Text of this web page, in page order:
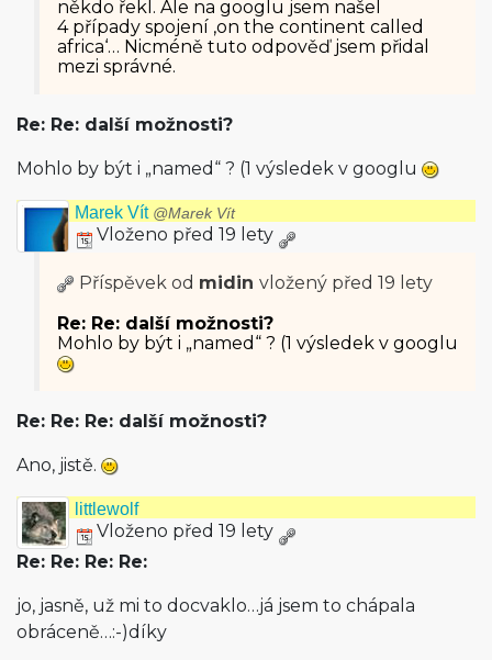
někdo řekl. Ale na googlu jsem našel
4 případy spojení ‚on the continent called
africa‘… Nicméně tuto odpověď jsem přidal
mezi správné.
Re: Re: další možnosti?
Mohlo by být i „named“ ? (1 výsledek v googlu
Marek Vít @Marek Vít
Vloženo před 19 lety
Příspěvek od midin vložený před 19 lety
Re: Re: další možnosti?
Mohlo by být i „named“ ? (1 výsledek v googlu
Re: Re: Re: další možnosti?
Ano, jistě.
littlewolf
Vloženo před 19 lety
Re: Re: Re: Re:
jo, jasně, už mi to docvaklo…já jsem to chápala
obráceně…:-)díky